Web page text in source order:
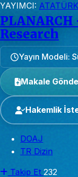
YAYIMCI:
Research
Yayın Modeli:
Makale
Hakemlik
DOAJ
TR Dizin
Takip Et 232